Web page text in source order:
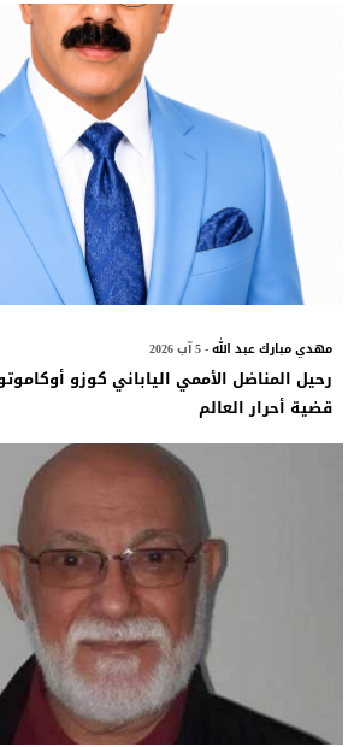
مهدي مبارك عبد الله- 5 آب 2026
رحيل المناضل الأممي الياباني كوزو
قضية أحرار العالم